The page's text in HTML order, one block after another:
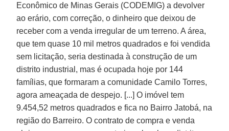
Econômico de Minas Gerais (CODEMIG) a devolver
ao erário, com correção, o dinheiro que deixou de
receber com a venda irregular de um terreno. A área,
que tem quase 10 mil metros quadrados e foi vendida
sem licitação, seria destinada à construção de um
distrito industrial, mas é ocupada hoje por 144
famílias, que formaram a comunidade Camilo Torres,
agora ameaçada de despejo. [...] O imóvel tem
9.454,52 metros quadrados e fica no Bairro Jatobá, na
região do Barreiro. O contrato de compra e venda